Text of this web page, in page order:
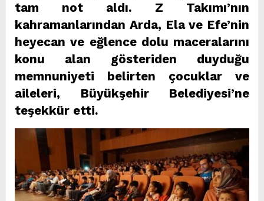
tam not aldı. Z Takımı’nın
kahramanlarından Arda, Ela ve Efe’nin
heyecan ve eğlence dolu maceralarını
konu alan gösteriden duyduğu
memnuniyeti belirten çocuklar ve
aileleri, Büyükşehir Belediyesi’ne
teşekkür etti.